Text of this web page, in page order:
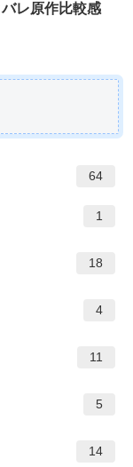
レ原作比較感
64
1
18
4
11
5
14